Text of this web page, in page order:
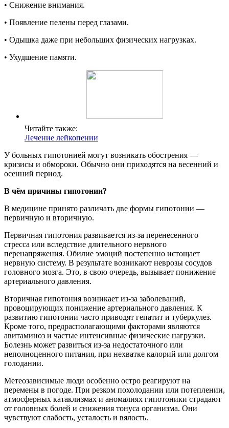
• Снижение внимания.
• Появление пелены перед глазами.
• Одышка даже при небольших физических нагрузках.
• Ухудшение памяти.
Читайте также:
Лечение лейкопении
У больных гипотонией могут возникать обострения —
кризисы и обмороки. Обычно они приходятся на весенний и
осенний период.
В чём причины гипотонии?
В медицине принято различать две формы гипотонии —
первичную и вторичную.
Первичная гипотония развивается из-за перенесенного
стресса или вследствие длительного нервного
перенапряжения. Обилие эмоций постепенно истощает
нервную систему. В результате возникают неврозы сосудов
головного мозга. Это, в свою очередь, вызывает понижение
артериального давления.
Вторичная гипотония возникает из-за заболеваний,
провоцирующих понижение артериального давления. К
развитию гипотонии часто приводят гепатит и туберкулез.
Кроме того, предрасполагающими факторами являются
авитаминоз и частые интенсивные физические нагрузки.
Болезнь может развиться из-за недостаточного или
неполноценного питания, при нехватке калорий или долгом
голодании.
Метеозависимые люди особенно остро реагируют на
перемены в погоде. При резком похолодании или потеплении,
атмосферных катаклизмах и аномалиях гипотоники страдают
от головных болей и снижения тонуса организма. Они
чувствуют слабость, усталость и вялость.